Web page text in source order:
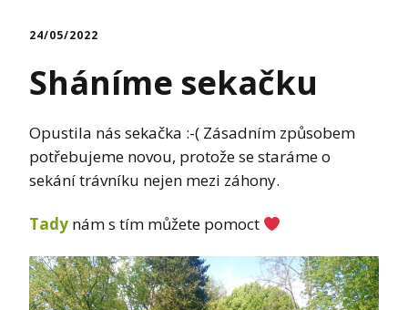
24/05/2022
Sháníme sekačku
Opustila nás sekačka :-( Zásadním způsobem
potřebujeme novou, protože se staráme o
sekání trávníku nejen mezi záhony.
Tady nám s tím můžete pomoct